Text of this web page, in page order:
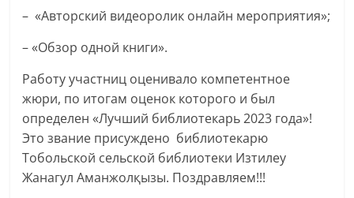
– «Авторский видеоролик онлайн мероприятия»;
– «Обзор одной книги».
Работу участниц оценивало компетентное
жюри, по итогам оценок которого и был
определен «Лучший библиотекарь 2023 года»!
Это звание присуждено библиотекарю
Тобольской сельской библиотеки Изтилеу
Жанагул Аманжолқызы. Поздравляем!!!